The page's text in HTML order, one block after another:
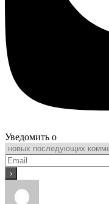
Уведомить о